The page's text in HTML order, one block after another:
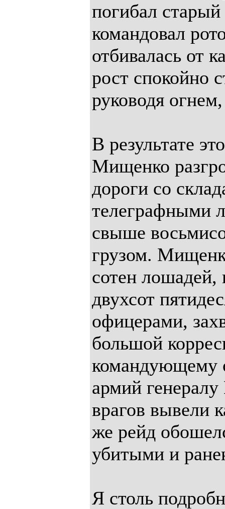
погибал
командовал
отбивалась от
рост спокойно
руководя
В результате
Мищенко
дороги со
телеграфными
свыше
грузом.
сотен лошадей,
двухсот
офицерами,
большой
командующему
армий
врагов вывели
же рейд
убитыми и
Я столь